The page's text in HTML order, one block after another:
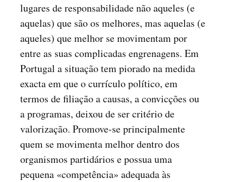
lugares de responsabilidade não aqueles (e
aquelas) que são os melhores, mas aquelas (e
aqueles) que melhor se movimentam por
entre as suas complicadas engrenagens. Em
Portugal a situação tem piorado na medida
exacta em que o currículo político, em
termos de filiação a causas, a convicções ou
a programas, deixou de ser critério de
valorização. Promove-se principalmente
quem se movimenta melhor dentro dos
organismos partidários e possua uma
pequena «competência» adequada às